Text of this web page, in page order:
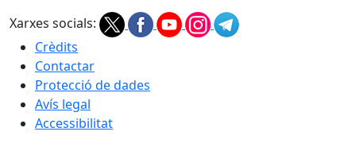
Xarxes socials:
Crèdits
Contactar
Protecció de dades
Avís legal
Accessibilitat